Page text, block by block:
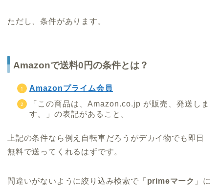
ただし、条件があります。
Amazonで送料0円の条件とは？
Amazonプライム会員
「この商品は、Amazon.co.jp が販売、発送しま
す。」の表記があること。
上記の条件なら例え自転車だろうがデカイ物でも即日
無料で送ってくれるはずです。
間違いがないように絞り込み検索で「 primeマーク 」に